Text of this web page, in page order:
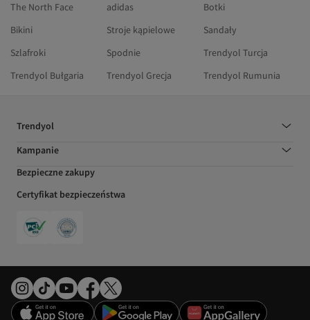
The North Face
adidas
Botki
Bikini
Stroje kąpielowe
Sandały
Szlafroki
Spodnie
Trendyol Turcja
Trendyol Bułgaria
Trendyol Grecja Trendyol Rumunia
Trendyol
Kampanie
Bezpieczne zakupy
Certyfikat bezpieczeństwa